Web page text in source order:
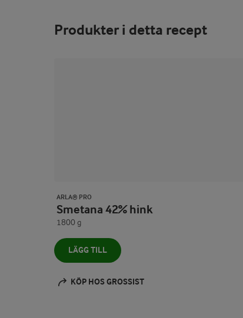
Produkter i detta recept
ARLA® PRO
Smetana 42% hink
1800 g
LÄGG TILL
KÖP HOS GROSSIST